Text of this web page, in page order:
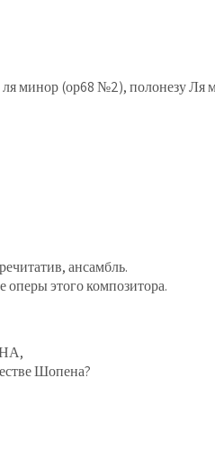
минор (ор68 №2), полонезу Ля
ансамбль.
оперы этого композитора.
Шопена?